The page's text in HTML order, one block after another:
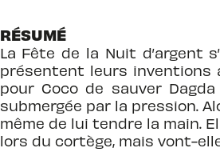
RÉSUMÉ
La Fête de la Nuit d’argent
présentent leurs inventions
pour Coco de sauver
submergée par la pression.
même de lui tendre la main.
lors du cortège, mais vont-